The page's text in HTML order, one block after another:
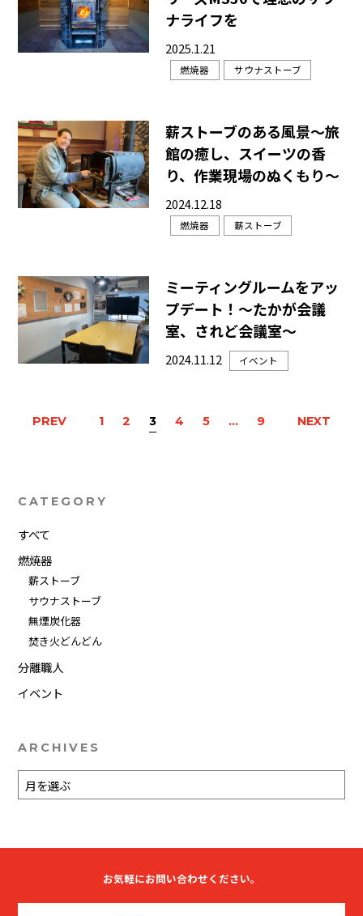
ナライフを
2025.1.21
燃焼器 サウナストーブ
薪ストーブのある風景～旅
館の癒し、スイーツの香
り、作業現場のぬくもり～
2024.12.18
燃焼器 薪ストーブ
ミーティングルームをアッ
プデート！～たかが会議
室、されど会議室～
2024.11.12 イベント
PREV 1 2 3 4 5 … 9 NEXT
CATEGORY
すべて
燃焼器
薪ストーブ
サウナストーブ
無煙炭化器
焚き火どんどん
分離職人
イベント
ARCHIVES
お気軽にお問い合わせください。